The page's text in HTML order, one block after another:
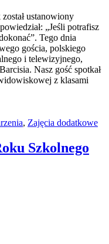
ustanowiony
„Jeśli potrafisz
Tego dnia
gościa, polskiego
i telewizyjnego,
Nasz gość spotkał
z klasami
, Zajęcia dodatkowe
Szkolnego